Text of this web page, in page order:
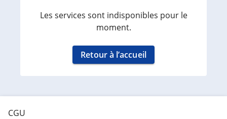
Les services sont indisponibles pour le
moment.
Retour à l’accueil
CGU